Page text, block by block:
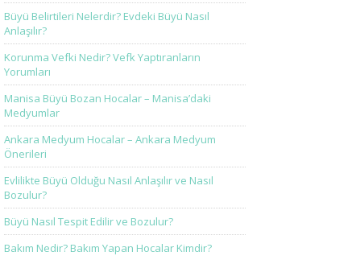
Büyü Belirtileri Nelerdir? Evdeki Büyü Nasıl
Anlaşılır?
Korunma Vefki Nedir? Vefk Yaptıranların
Yorumları
Manisa Büyü Bozan Hocalar – Manisa’daki
Medyumlar
Ankara Medyum Hocalar – Ankara Medyum
Önerileri
Evlilikte Büyü Olduğu Nasıl Anlaşılır ve Nasıl
Bozulur?
Büyü Nasıl Tespit Edilir ve Bozulur?
Bakım Nedir? Bakım Yapan Hocalar Kimdir?